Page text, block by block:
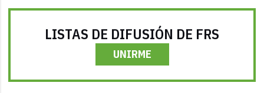
LISTAS DE DIFUSIÓN DE FRS
UNIRME